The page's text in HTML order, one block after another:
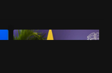
"Los gobernadores marcan
Un artículo de tendencia con el